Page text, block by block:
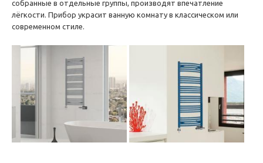
собранные в отдельные группы, производят впечатление
лёгкости. Прибор украсит ванную комнату в классическом или
современном стиле.